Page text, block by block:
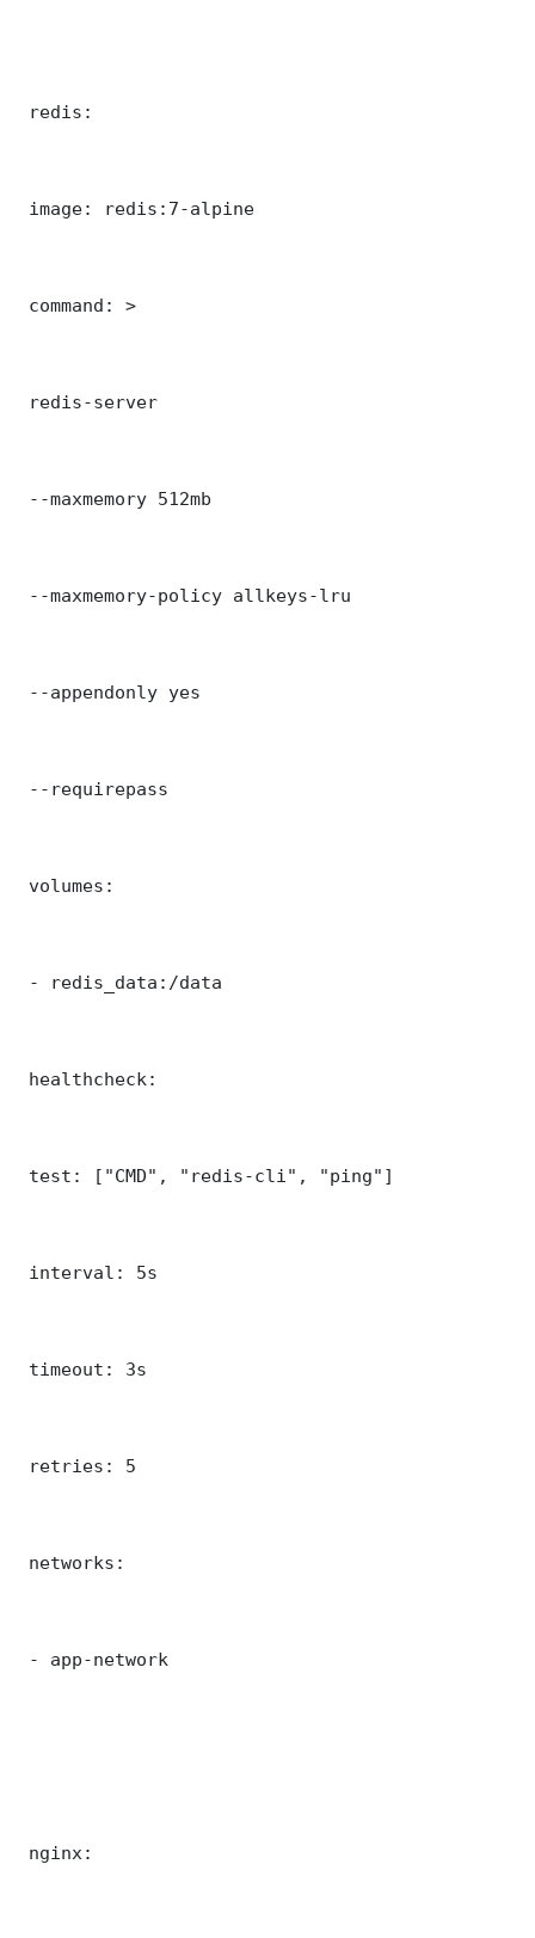
redis:
image: redis:7-alpine
command: >
redis-server
--maxmemory 512mb
--maxmemory-policy allkeys-lru
--appendonly yes
--requirepass
volumes:
- redis_data:/data
healthcheck:
test: ["CMD", "redis-cli", "ping"]
interval: 5s
timeout: 3s
retries: 5
networks:
- app-network
nginx: